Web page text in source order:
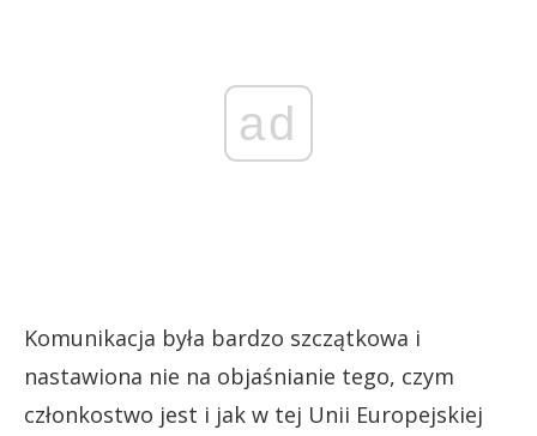
ad
Komunikacja była bardzo szczątkowa i
nastawiona nie na objaśnianie tego, czym
członkostwo jest i jak w tej Unii Europejskiej